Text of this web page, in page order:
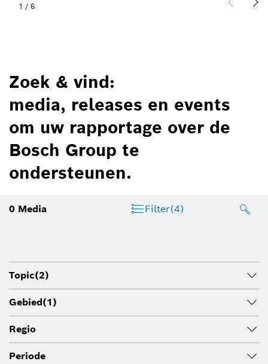
1 / 6
Zoek & vind:
media, releases en events
om uw rapportage over de
Bosch Group te
ondersteunen.
0 Media Filter(4)
Topic(2)
Gebied(1)
Regio
Periode